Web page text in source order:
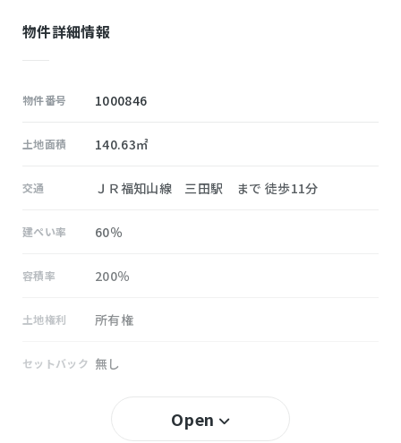
物件詳細情報
物件番号 1000846
土地面積 140.63㎡
交通 ＪＲ福知山線 三田駅 まで 徒歩11分
建ぺい率 60％
容積率 200％
土地権利 所有権
セットバック 無し
Open